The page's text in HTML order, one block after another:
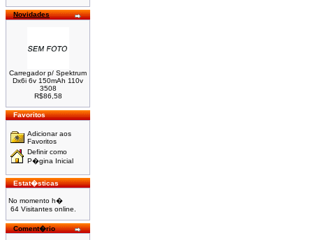
Novidades
Carregador p/ Spektrum
Dx6i 6v 150mAh 110v
3508
R$86,58
Favoritos
Adicionar aos
Favoritos
Definir como
P�gina Inicial
Estat�sticas
No momento h�
64 Visitantes online.
Coment�rio